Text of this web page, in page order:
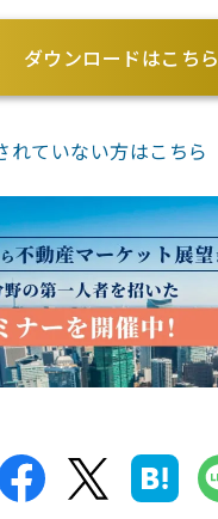
ダウンロードはこちら
れていない方はこちら